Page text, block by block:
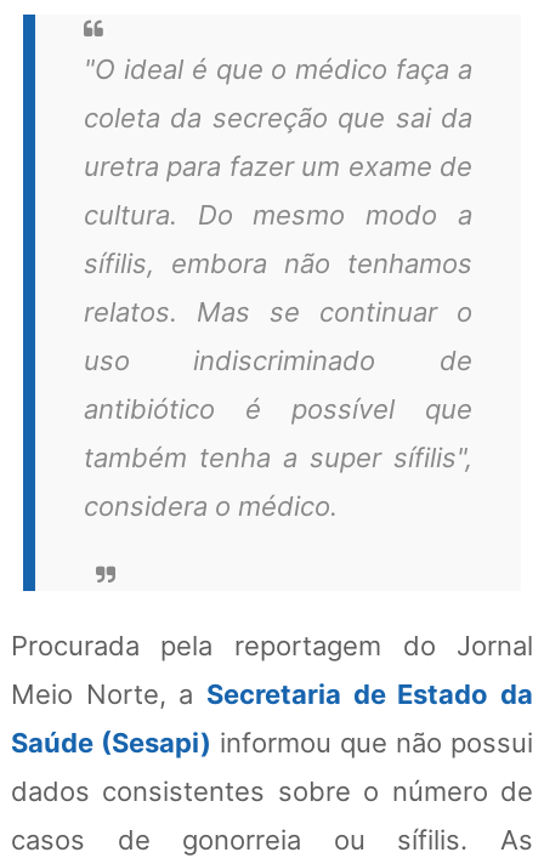
"O ideal é que o médico faça a
coleta da secreção que sai da
uretra para fazer um exame de
cultura. Do mesmo modo a
sífilis, embora não tenhamos
relatos. Mas se continuar o
uso indiscriminado de
antibiótico é possível que
também tenha a super sífilis",
considera o médico.
Procurada pela reportagem do Jornal
Meio Norte, a Secretaria de Estado da
Saúde (Sesapi) informou que não possui
dados consistentes sobre o número de
casos de gonorreia ou sífilis. As